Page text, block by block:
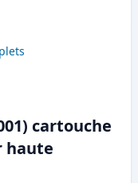
cartouche
haute